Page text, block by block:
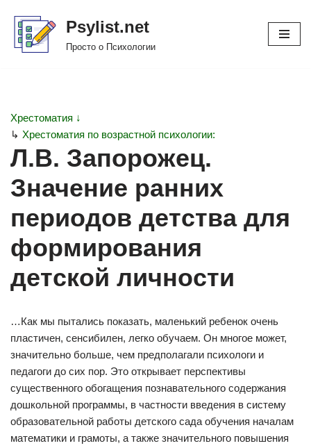
Перейти
Psylist.net
Просто о Психологии
Хрестоматия ↓
↳ Хрестоматия по возрастной психологии:
Л.В. Запорожец.
Значение ранних
периодов детства для
формирования
детской личности
…Как мы пытались показать, маленький ребенок очень
пластичен, сенсибилен, легко обучаем. Он многое может,
значительно больше, чем предполагали психологи и
педагоги до сих пор. Это открывает перспективы
существенного обогащения познавательного содержания
дошкольной программы, в частности введения в систему
образовательной работы детского сада обучения началам
математики и грамоты, а также значительного повышения